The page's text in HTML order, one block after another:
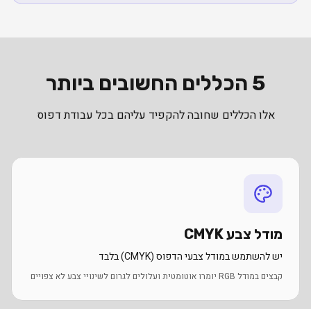
5 הכללים החשובים ביותר
אלו הכללים שחובה להקפיד עליהם בכל עבודת דפוס
מודל צבע CMYK
יש להשתמש במודל צבעי הדפוס (CMYK) בלבד
קבצים במודל RGB יומרו אוטומטית ועלולים לגרום לשינויי צבע לא צפויים